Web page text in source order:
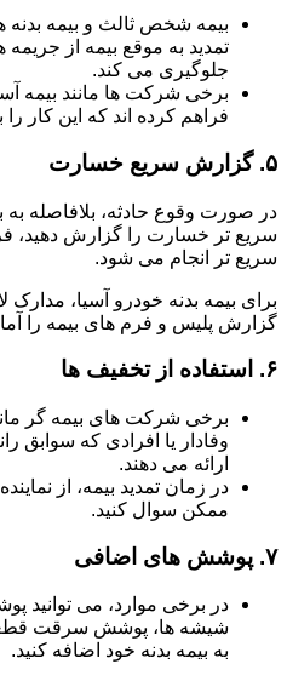
بیمه شخص ثالث و بیمه بدنه
تمدید به موقع بیمه از
جلوگیری می کند.
برخی شرکت ها مانند بیمه
فراهم کرده اند که این کار
۵. گزارش سریع خسارت
در صورت وقوع حادثه، بلافاصله به
سریع تر خسارت را گزارش دهید،
سریع تر انجام می شود.
برای بیمه بدنه خودرو آسیا، مدارک
گزارش پلیس و فرم های بیمه را
۶. استفاده از تخفیف ها
برخی شرکت های بیمه گر
وفادار یا افرادی که سوابق
ارائه می دهند.
در زمان تمدید بیمه، از
ممکن سوال کنید.
۷. پوشش های اضافی
در برخی موارد، می توانید
شیشه ها، پوشش سرقت
به بیمه بدنه خود اضافه کنید.